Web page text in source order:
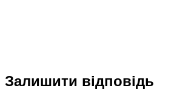
Залишити відповідь